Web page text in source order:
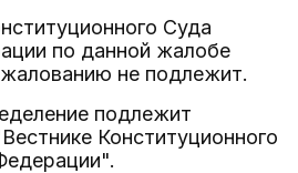
Суда
по данной жалобе
не подлежит.
подлежит
Конституционного